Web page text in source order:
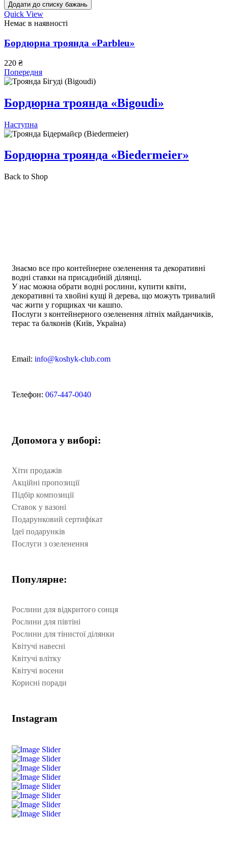
Додати до списку бажань
Quick View
Немає в наявності
Бордюрна троянда «Parbleu»
220 ₴
Попередня
Бордюрна троянда «Bigoudi»
Наступна
Бордюрна троянда «Biedermeier»
Back to Shop
Знаємо все про контейнерне озеленення та декоративні
водні ставки на присадибній ділянці.
У нас можна обрати водні рослини, купити квіти,
декоративні та хвойні кущі й дерева, що можуть тривалий
час жити у горщиках чи кашпо.
Послуги з контейнерного озеленення літніх майданчиків,
терас та балконів (Київ, Україна)
Email: info@koshyk-club.com
Телефон: 067-447-0040
Допомога у виборі:
Хіти продажів
Акційні пропозиції
Підбір композиції
Ставок у вазоні
Подарунковий сертифікат
Ідеї подарунків
Послуги з озеленення
Популярне:
Рослини для відкритого сонця
Рослини для півтіні
Рослини для тінистої ділянки
Квітучі навесні
Квітучі влітку
Квітучі восени
Корисні поради
Instagram